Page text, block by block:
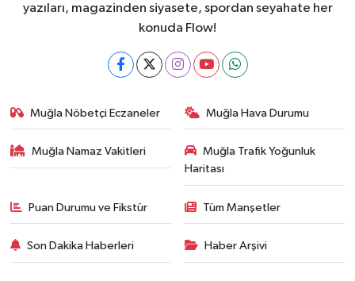
yazıları, magazinden siyasete, spordan seyahate her
konuda Flow!
Muğla Nöbetçi Eczaneler Muğla Hava Durumu
Muğla Namaz Vakitleri
Muğla Trafik Yoğunluk
Haritası
Puan Durumu ve Fikstür Tüm Manşetler
Son Dakika Haberleri Haber Arşivi